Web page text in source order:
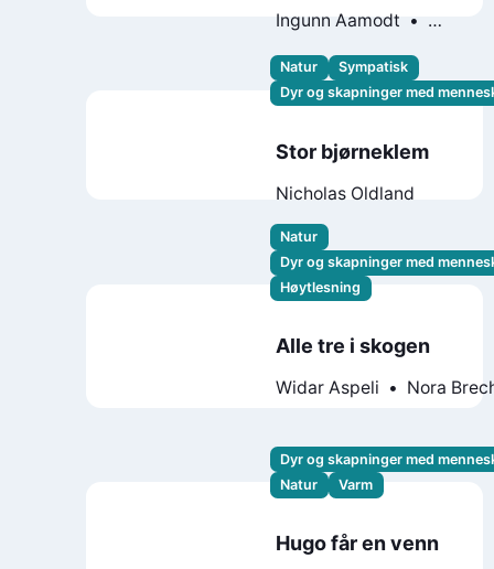
Ingunn Aamodt
Gustav Nilsen
Pia Borgli
Natur
Sympatisk
Dyr og skapninger med
Stor bjørneklem
Nicholas Oldland
Natur
Dyr og skapninger med
Høytlesning
Alle tre i skogen
Widar Aspeli Nora
Dyr og skapninger med
Natur
Varm
Hugo får en venn